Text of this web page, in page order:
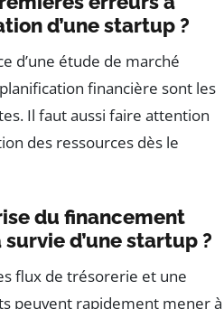
d’une startup ?
d’une étude de marché
financière sont les
Il faut aussi faire attention
des ressources dès le
du financement
d’une startup ?
flux de trésorerie et une
peuvent rapidement mener à